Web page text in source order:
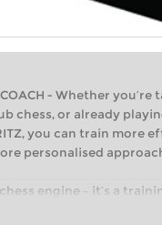
COACH - Whether
chess, or already
you can train more
personalised
engine – it’s a
first steps into the